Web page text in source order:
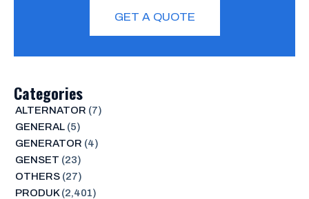
GET A QUOTE
Categories
ALTERNATOR (7)
GENERAL(5)
GENERATOR (4)
GENSET (23)
OTHERS(27)
PRODUK(2,401)